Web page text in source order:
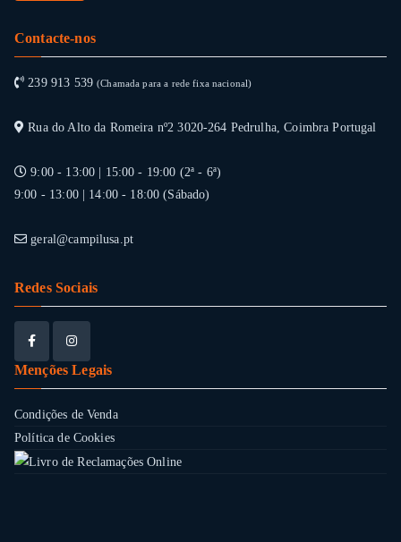
Contacte-nos
239 913 539(Chamada para a rede fixa nacional)
Rua do Alto da Romeira nº2 3020-264 Pedrulha, Coimbra Portugal
9:00 - 13:00 | 15:00 - 19:00 (2ª - 6ª)
9:00 - 13:00 | 14:00 - 18:00 (Sábado)
geral@campilusa.pt
Redes Sociais
Menções Legais
Condições de Venda
Política de Cookies